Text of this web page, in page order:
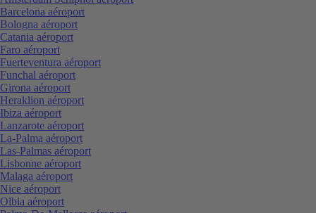
Barcelona aéroport
Bologna aéroport
Catania aéroport
Faro aéroport
Fuerteventura aéroport
Funchal aéroport
Girona aéroport
Heraklion aéroport
Ibiza aéroport
Lanzarote aéroport
La-Palma aéroport
Las-Palmas aéroport
Lisbonne aéroport
Malaga aéroport
Nice aéroport
Olbia aéroport